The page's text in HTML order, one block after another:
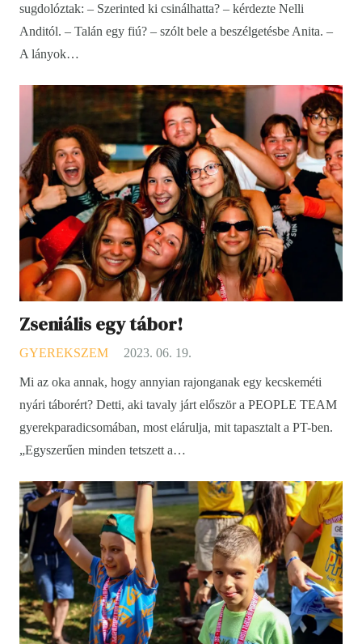
sugdolóztak: – Szerinted ki csinálhatta? – kérdezte Nelli
Anditól. – Talán egy fiú? – szólt bele a beszélgetésbe Anita. –
A lányok…
Zseniális egy tábor!
GYEREKSZEM 2023. 06. 19.
Mi az oka annak, hogy annyian rajonganak egy kecskeméti
nyári táborért? Detti, aki tavaly járt először a PEOPLE TEAM
gyerekparadicsomában, most elárulja, mit tapasztalt a PT-ben.
„Egyszerűen minden tetszett a…